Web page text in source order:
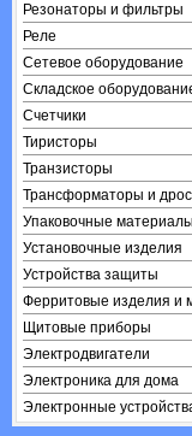
Резонаторы и фильтры
Реле
Сетевое оборудование
Складское
Счетчики
Тиристоры
Транзисторы
Трансформаторы и
Упаковочные материалы
Установочные изделия
Устройства защиты
Ферритовые изделия и
Щитовые приборы
Электродвигатели
Электроника для дома
Электронные